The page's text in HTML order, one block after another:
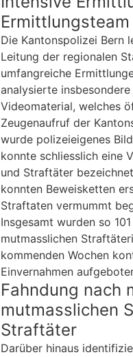
Die Kantonspolizei Bern
Leitung der regionalen
umfangreiche
analysierte
Videomaterial, welches
Zeugenaufruf der
wurde polizeieigenes
konnte schliesslich eine
und Straftäter
konnten Beweisketten
Straftaten vermummt
Insgesamt wurden so
mutmasslichen
kommenden Wochen
Einvernahmen
Fahndung nach
mutmasslichen
Straftäter
Darüber hinaus